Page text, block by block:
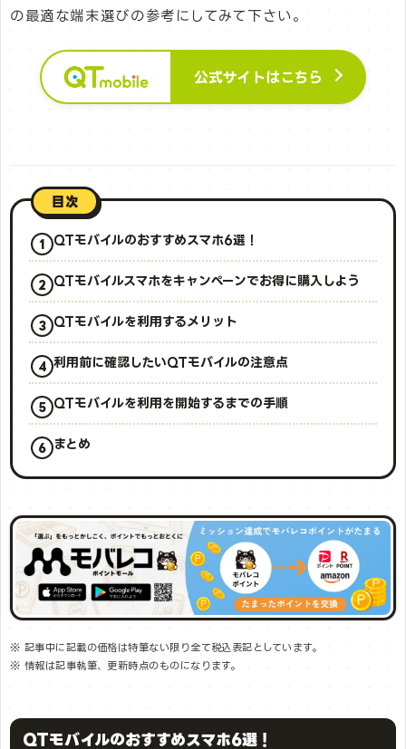
の最適な端末選びの参考にしてみて下さい。
公式サイトはこちら
目次
QTモバイルのおすすめスマホ6選！
QTモバイルスマホをキャンペーンでお得に購入しよう
QTモバイルを利用するメリット
利用前に確認したいQTモバイルの注意点
QTモバイルを利用を開始するまでの手順
まとめ
※ 記事中に記載の価格は特筆ない限り全て税込表記としています。
※ 情報は記事執筆、更新時点のものになります。
QTモバイルのおすすめスマホ6選！